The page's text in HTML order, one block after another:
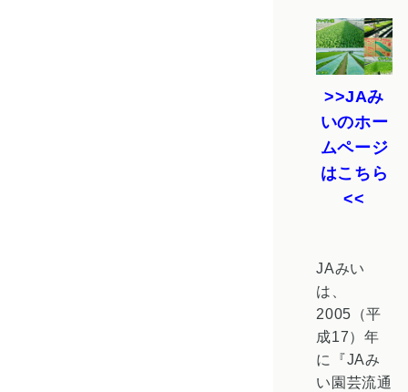
JAみ
いのホー
ムページ
はこちら
JAみい
は、
2005（平
成17）年
に『JAみ
い園芸流通